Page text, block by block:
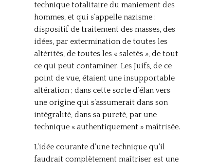
technique totalitaire du maniement des
hommes, et qui s’appelle nazisme :
dispositif de traitement des masses, des
idées, par extermination de toutes les
altérités, de toutes les « saletés », de tout
ce qui peut contaminer. Les Juifs, de ce
point de vue, étaient une insupportable
altération ; dans cette sorte d’élan vers
une origine qui s’assumerait dans son
intégralité, dans sa pureté, par une
technique « authentiquement » maîtrisée.
L’idée courante d’une technique qu’il
faudrait complètement maîtriser est une